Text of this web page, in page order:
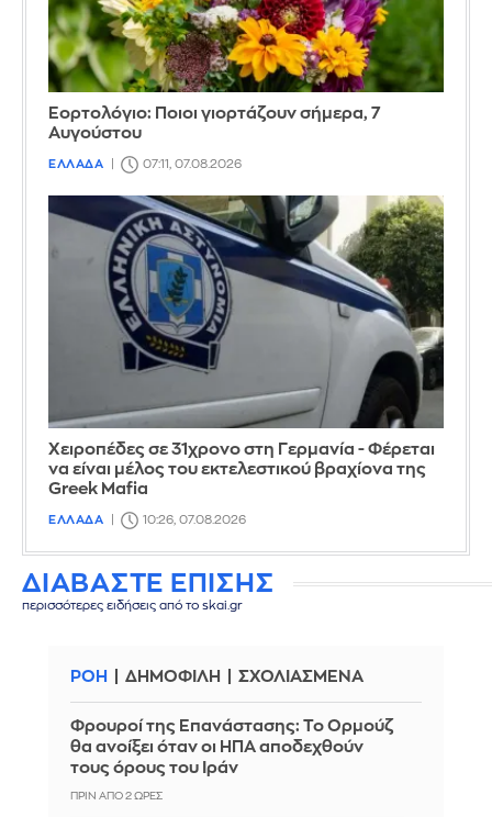
Εορτολόγιο: Ποιοι γιορτάζουν σήμερα, 7
Αυγούστου
ΕΛΛΑΔΑ 07:11, 07.08.2026
Χειροπέδες σε 31χρονο στη Γερμανία - Φέρεται
να είναι μέλος του εκτελεστικού βραχίονα της
Greek Mafia
ΕΛΛΑΔΑ 10:26, 07.08.2026
ΔΙΑΒΑΣΤΕ ΕΠΙΣΗΣ
περισσότερες ειδήσεις από το skai.gr
ΡΟΗ ΔΗΜΟΦΙΛΗ ΣΧΟΛΙΑΣΜΕΝΑ
Φρουροί της Επανάστασης: Το Ορμούζ
θα ανοίξει όταν οι ΗΠΑ αποδεχθούν
τους όρους του Ιράν
ΠΡΙΝ ΑΠΌ 2 ΏΡΕΣ